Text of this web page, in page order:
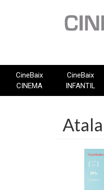
CineBaix
CINEMA
CineBaix
INFANTIL